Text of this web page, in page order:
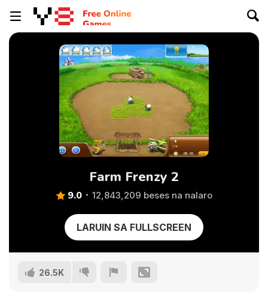
Farm Frenzy 2
9.0 12,843,209 beses na nalaro
LARUIN SA FULLSCREEN
26.5K